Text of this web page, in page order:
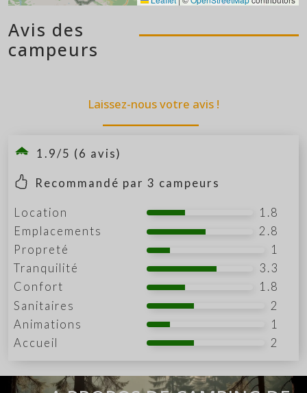
Avis des
campeurs
Laissez-nous votre avis !
1.9/5 (6 avis)
Recommandé par 3 campeurs
Location
1.8
Emplacements
2.8
Propreté
1
Tranquilité
3.3
Confort
1.8
Sanitaires
2
Animations
1
Accueil
2